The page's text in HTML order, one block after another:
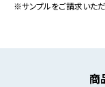
※サンプルをご請求いた
商